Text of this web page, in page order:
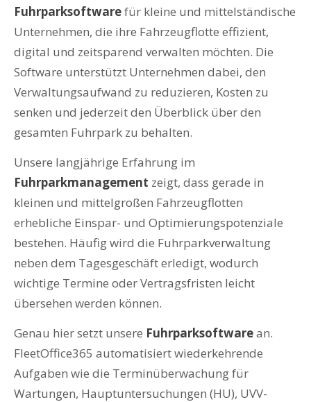
Fuhrparksoftwarefür kleine und mittelständische
Unternehmen, die ihre Fahrzeugflotte effizient,
digital und zeitsparend verwalten möchten. Die
Software unterstützt Unternehmen dabei, den
Verwaltungsaufwand zu reduzieren, Kosten zu
senken und jederzeit den Überblick über den
gesamten Fuhrpark zu behalten.
Unsere langjährige Erfahrung im
Fuhrparkmanagement zeigt, dass gerade in
kleinen und mittelgroßen Fahrzeugflotten
erhebliche Einspar- und Optimierungspotenziale
bestehen. Häufig wird die Fuhrparkverwaltung
neben dem Tagesgeschäft erledigt, wodurch
wichtige Termine oder Vertragsfristen leicht
übersehen werden können.
Genau hier setzt unsere Fuhrparksoftwarean.
FleetOffice365 automatisiert wiederkehrende
Aufgaben wie die Terminüberwachung für
Wartungen, Hauptuntersuchungen (HU), UVV-